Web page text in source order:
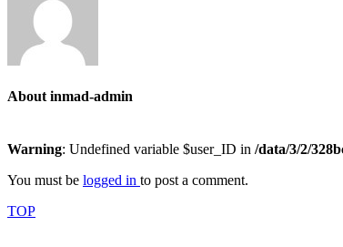
Aboutinmad-admin
Warning: Undefined variable $user_ID in /data/3/2/
You must be logged in to post a comment.
TOP